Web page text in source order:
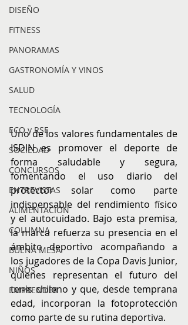
DISEÑO
FITNESS
PANORAMAS
GASTRONOMÍA Y VINOS
SALUD
TECNOLOGÍA
ECO y RSE
SOCIEDAD
CONCURSOS
ENTREVISTAS
ALIMENTACIÓN
COLUMNA
BUENA MESA
NIÑOS
EMPRENDER
Uno de los valores fundamentales de
ISDIN es promover el deporte de
forma saludable y segura,
fomentando el uso diario del
protector solar como parte
indispensable del rendimiento físico
y el autocuidado. Bajo esta premisa,
la marca refuerza su presencia en el
ámbito deportivo acompañando a
los jugadores de la Copa Davis Junior,
quienes representan el futuro del
tenis chileno y que, desde temprana
edad, incorporan la fotoprotección
como parte de su rutina deportiva.